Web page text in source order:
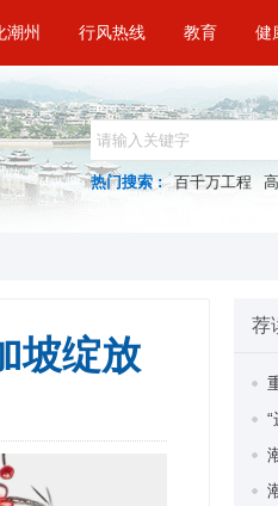
潮州 行风热线 教育 健
热门搜索 : 百千万工程
坡绽放
荐